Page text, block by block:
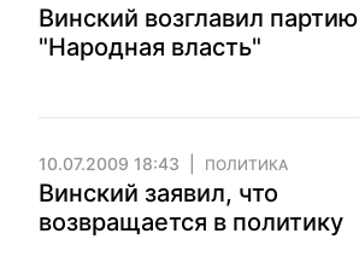
Винский возглавил партию
"Народная власть"
10.07.2009 18:43 ПОЛИТИКА
Винский заявил, что
возвращается в политику